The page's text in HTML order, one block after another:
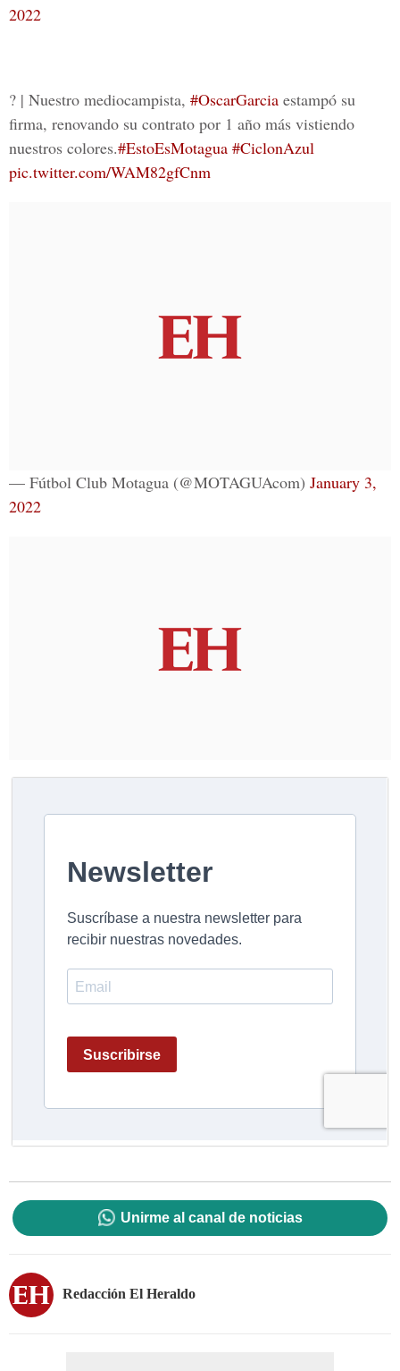
2022
? | Nuestro mediocampista, #OscarGarcia estampó su
firma, renovando su contrato por 1 año más vistiendo
nuestros colores.#EstoEsMotagua #CiclonAzul
pic.twitter.com/WAM82gfCnm
— Fútbol Club Motagua (@MOTAGUAcom) January 3,
2022
Unirme al canal de noticias
Redacción El Heraldo